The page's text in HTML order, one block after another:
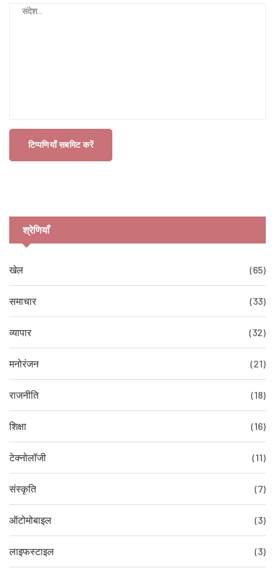
टिप्पणियाँ सबमिट करें
श्रेणियाँ
खेल (65)
समाचार (33)
व्यापार (32)
मनोरंजन (21)
राजनीति (18)
शिक्षा (16)
टेक्नोलॉजी (11)
संस्कृति (7)
ऑटोमोबाइल (3)
लाइफस्टाइल (3)